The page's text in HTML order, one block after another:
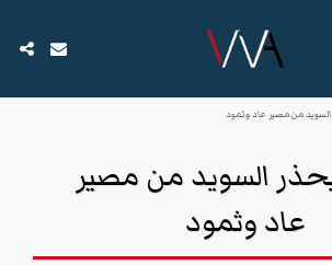
من مصير عاد وثمود
السويد من مصير
عاد وثمود